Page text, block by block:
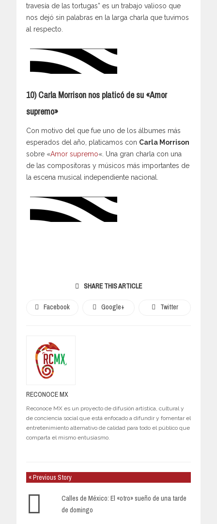
travesía de las tortugas” es un trabajo valioso que
nos dejó sin palabras en la larga charla que tuvimos
al respecto.
10) Carla Morrison nos platicó de su «Amor
supremo»
Con motivo del que fue uno de los álbumes más
esperados del año, platicamos con Carla Morrison
sobre «Amor supremo«. Una gran charla con una
de las compositoras y músicos más importantes de
la escena musical independiente nacional.
SHARE THIS ARTICLE
Facebook Google+ Twitter
RECONOCE MX
Reconoce MX es un proyecto de difusión artística, cultural y
de conciencia social que está enfocado a difundir y fomentar el
entretenimiento alternativo de calidad para todo el público que
comparta el mismo entusiasmo.
« Previous Story
Calles de México: El «otro» sueño de una tarde
de domingo